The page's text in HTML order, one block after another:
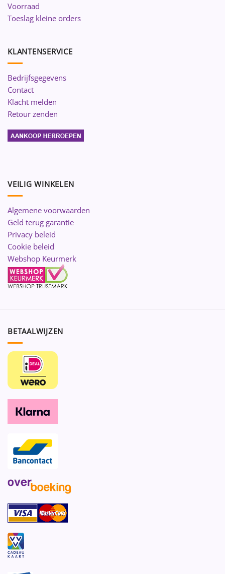
Voorraad
Toeslag kleine orders
KLANTENSERVICE
Bedrijfsgegevens
Contact
Klacht melden
Retour zenden
VEILIG WINKELEN
Algemene voorwaarden
Geld terug garantie
Privacy beleid
Cookie beleid
Webshop Keurmerk
BETAALWIJZEN